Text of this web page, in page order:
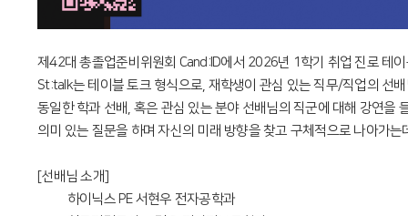
제42대 총졸업준비위원회 Cand:ID에서 2026년 1학기 취업 진로 테
St:talk는 테이블 토크 형식으로, 재학생이 관심 있는 직무/직업의 선
동일한 학과 선배, 혹은 관심 있는 분야 선배님의 직군에 대해 강연을
의미 있는 질문을 하며 자신의 미래 방향을 찾고 구체적으로 나아가
[선배님 소개]
• 하이닉스 PE 서현우 전자공학과